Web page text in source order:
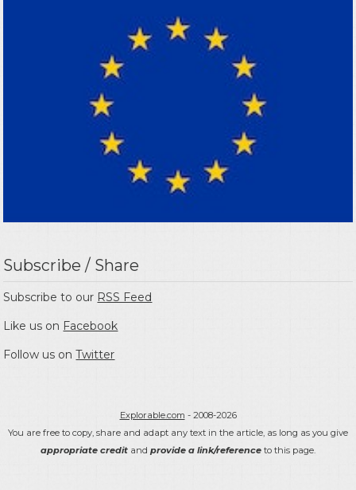
Subscribe / Share
Subscribe to our RSS Feed
Like us on Facebook
Follow us onTwitter
Explorable.com - 2008-2026
You are free to copy, share and adapt any text in the article, as long as you give
appropriate credit and provide a link/reference to this page.